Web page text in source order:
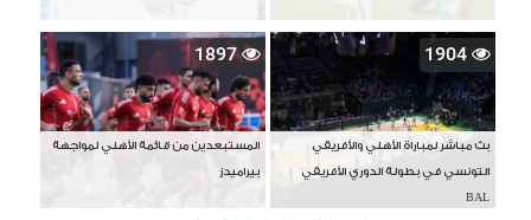
1904
بث مباشر لمباراة الأهلي والأفريقي
التونسي في بطولة الدوري الأفريقي
BAL
1897
المستبعدين من قائمة الأهلي لمواجهة
بيراميدز